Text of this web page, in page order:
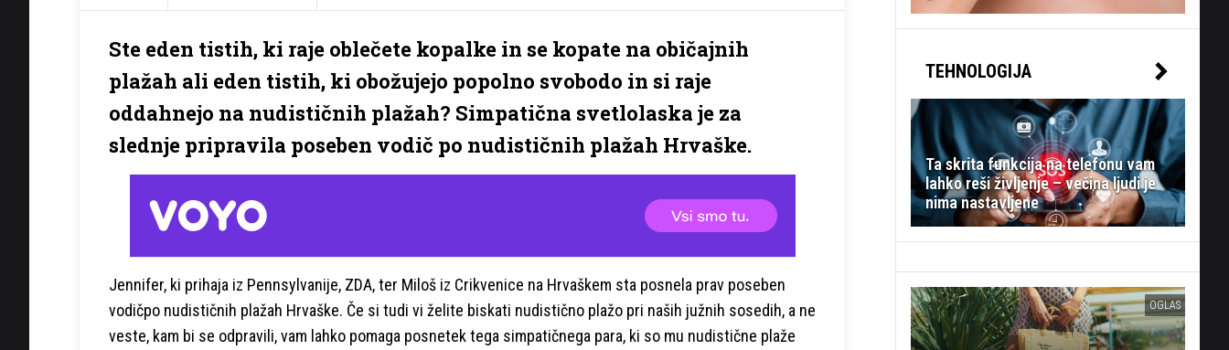
Ste eden tistih, ki raje oblečete kopalke in se kopate na običajnih
plažah ali eden tistih, ki obožujejo popolno svobodo in si raje
oddahnejo na nudističnih plažah? Simpatična svetlolaska je za
slednje pripravila poseben vodič po nudističnih plažah Hrvaške.
Jennifer, ki prihaja iz Pennsylvanije, ZDA, ter Miloš iz Crikvenice na Hrvaškem sta posnela prav poseben
vodičpo nudističnih plažah Hrvaške. Če si tudi vi želite biskati nudistično plažo pri naših južnih sosedih, a ne
veste, kam bi se odpravili, vam lahko pomaga posnetek tega simpatičnega para, ki so mu nudistične plaže
TEHNOLOGIJA
Ta skrita funkcija na telefonu vam
lahko reši življenje – večina ljudi je
nima nastavljene
OGLAS